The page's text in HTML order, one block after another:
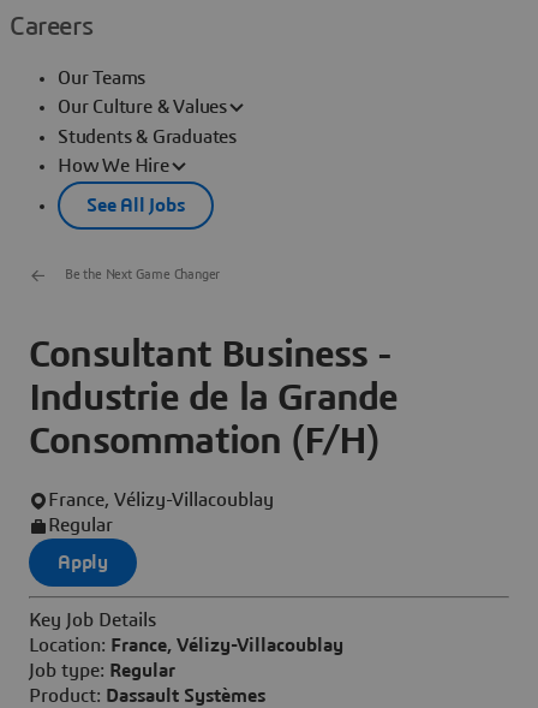
Careers
Our Teams
Our Culture & Values
Students & Graduates
How We Hire
See All Jobs
Be the Next Game Changer
Consultant Business -
Industrie de la Grande
Consommation (F/H)
France, Vélizy-Villacoublay
Regular
Apply
Key Job Details
Location: France, Vélizy-Villacoublay
Job type: Regular
Product: Dassault Systèmes